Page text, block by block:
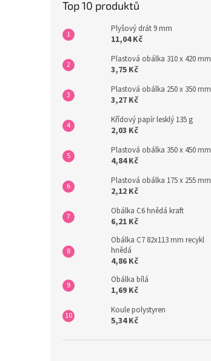
Top 10 produktů
Plyšový drát 9 mm
11,04 Kč
Plastová obálka 310 x 420 mm
3,75 Kč
Plastová obálka 250 x 350 mm
3,27 Kč
Křídový papír lesklý 135 g
2,03 Kč
Plastová obálka 350 x 450 mm
4,84 Kč
Plastová obálka 175 x 255 mm
2,12 Kč
Obálka C6 hnědá kraft
6,21 Kč
Obálka C7 82x113 mm recykl
hnědá
4,86 Kč
Obálka bílá
1,69 Kč
Koule polystyren
5,34 Kč